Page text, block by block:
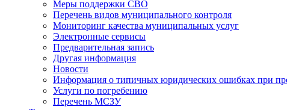
Меры поддержки СВО
Перечень видов муниципального контроля
Мониторинг качества муниципальных услуг
Электронные сервисы
Предварительная запись
Другая информация
Новости
Информация о типичных юридических ошибках при
Услуги по погребению
Перечень МСЗУ